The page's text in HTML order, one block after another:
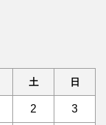
土 日
2 3